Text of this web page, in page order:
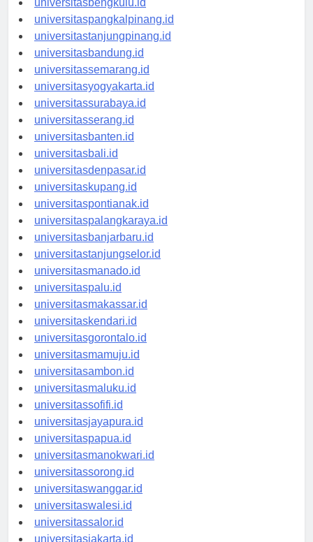
universitasbengkulu.id
universitaspangkalpinang.id
universitastanjungpinang.id
universitasbandung.id
universitassemarang.id
universitasyogyakarta.id
universitassurabaya.id
universitasserang.id
universitasbanten.id
universitasbali.id
universitasdenpasar.id
universitaskupang.id
universitaspontianak.id
universitaspalangkaraya.id
universitasbanjarbaru.id
universitastanjungselor.id
universitasmanado.id
universitaspalu.id
universitasmakassar.id
universitaskendari.id
universitasgorontalo.id
universitasmamuju.id
universitasambon.id
universitasmaluku.id
universitassofifi.id
universitasjayapura.id
universitaspapua.id
universitasmanokwari.id
universitassorong.id
universitaswanggar.id
universitaswalesi.id
universitassalor.id